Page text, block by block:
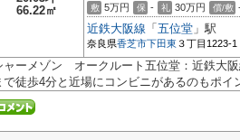
66.22㎡
敷 5万円 保 - 礼 30万円 償/敷
近鉄大阪線 「 五位堂 」駅
奈良県香芝市下田東３丁目1223-1
ャーメゾン オークルート五位堂：近鉄大
で徒歩4分と近場にコンビニがあるのもポ